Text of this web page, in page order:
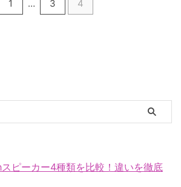
1 … 3 4
ピーカー4種類を比較！違いを徹底